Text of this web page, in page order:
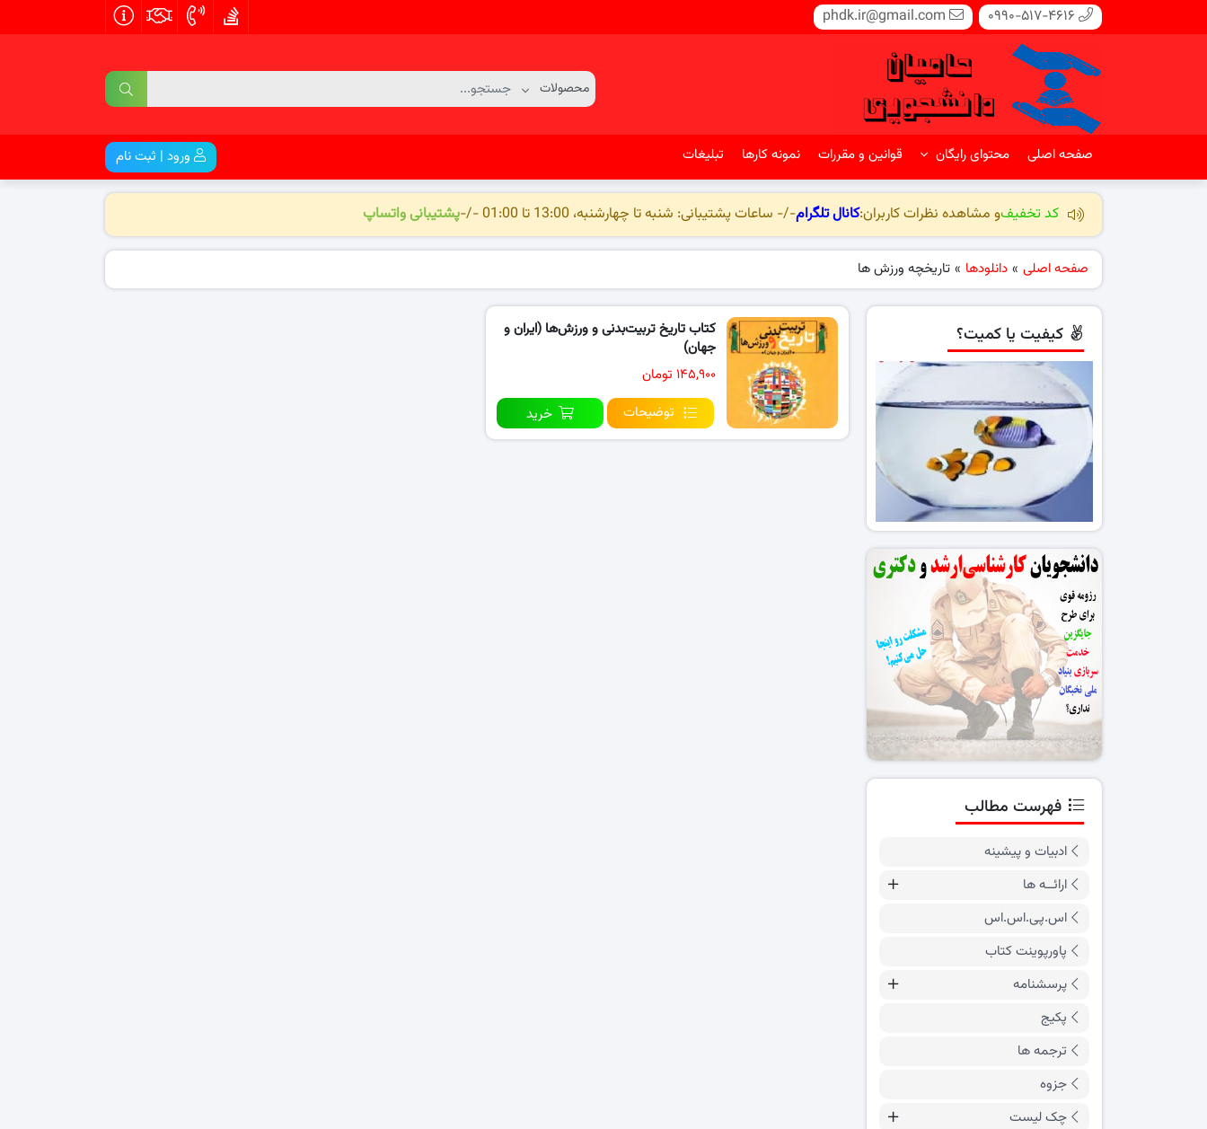
0990-517-4616
phdk.ir@gmail.com
صفحه اصلی محتوای رایگان قوانین و مقررات نمونه کارها تبلیغات ورود | ثبت نام
کد تخفیفو مشاهده نظرات کاربران:کانال تلگرام-/- ساعات پشتیبانی: شنبه تا چهارشنبه، 13:00 تا 01:00 -/- پشتیبانی واتساپ
صفحه اصلی » دانلودها » تاریخچه ورزش ها
کتاب تاریخ تربیت‌بدنی و ورزش‌ها (ایران و
جهان)
۱۴۵,۹۰۰ تومان
توضیحات
خرید
کیفیت یا کمیت؟
فهرست مطالب
ادبیات و پیشینه
ارائــه ها
اس.پی.اس.اس
پاورپوینت کتاب
پرسشنامه
پکیج
ترجمه ها
جزوه
چک لیست